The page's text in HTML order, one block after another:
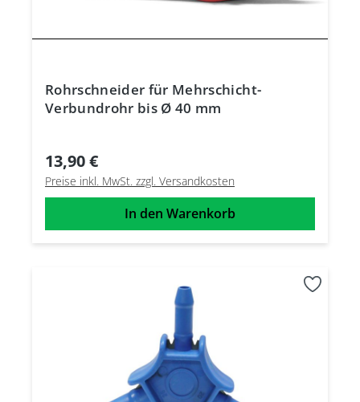
Rohrschneider für Mehrschicht-
Verbundrohr bis Ø 40 mm
13,90 €
Preise inkl. MwSt. zzgl. Versandkosten
In den Warenkorb